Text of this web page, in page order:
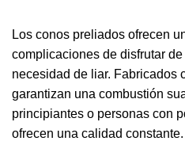
Los conos preliados ofrecen
complicaciones de disfrutar
necesidad de liar. Fabricados
garantizan una combustión
principiantes o personas con
ofrecen una calidad